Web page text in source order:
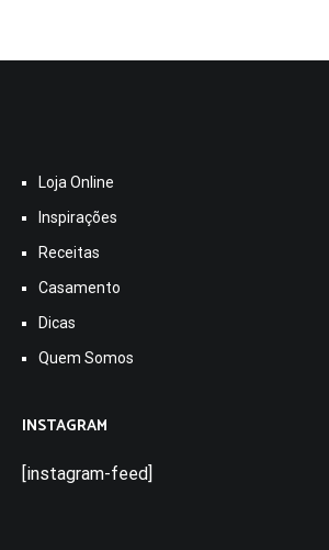
Loja Online
Inspirações
Receitas
Casamento
Dicas
Quem Somos
INSTAGRAM
[instagram-feed]